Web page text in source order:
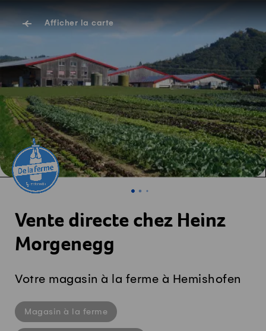
Afficher la carte
Vente directe chez Heinz
Morgenegg
Votre magasin à la ferme à Hemishofen
Magasin à la ferme